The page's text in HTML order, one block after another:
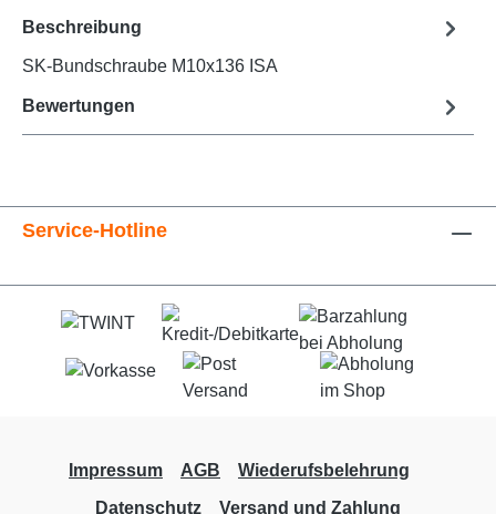
Beschreibung
SK-Bundschraube M10x136 ISA
Bewertungen
Service-Hotline
Impressum AGB
Wiederufsbelehrung
Datenschutz
Versand und Zahlung